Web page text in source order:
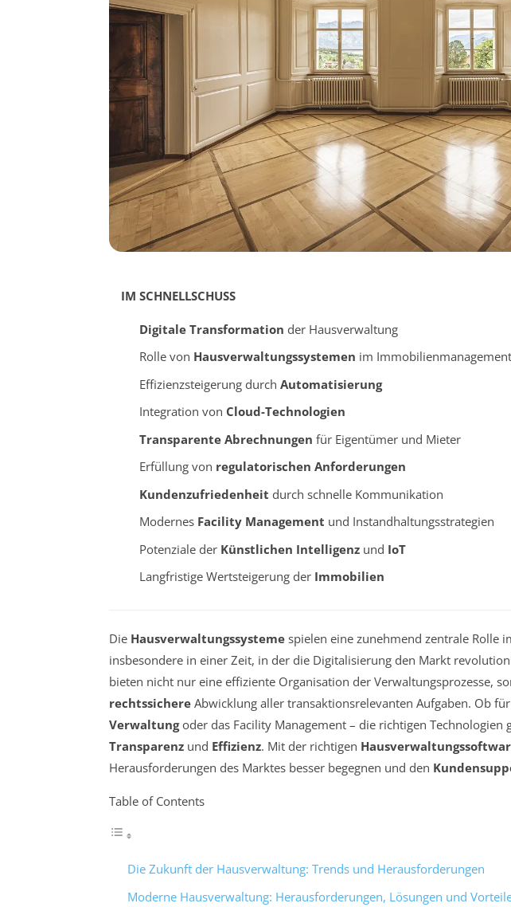
IM SCHNELLSCHUSS
Digitale Transformation der Hausverwaltung
Rolle von Hausverwaltungssystemen im Immobilienmanagement
Effizienzsteigerung durch Automatisierung
Integration von Cloud-Technologien
Transparente Abrechnungen für Eigentümer und Mieter
Erfüllung von regulatorischen Anforderungen
Kundenzufriedenheit durch schnelle Kommunikation
Modernes Facility Management und Instandhaltungsstrategien
Potenziale der Künstlichen Intelligenzund IoT
Langfristige Wertsteigerung der Immobilien
Die Hausverwaltungssysteme spielen eine zunehmend zentrale Rolle
insbesondere in einer Zeit, in der die Digitalisierung den Markt
bieten nicht nur eine effiziente Organisation der Verwaltungsprozesse,
rechtssichere Abwicklung aller transaktionsrelevanten Aufgaben. Ob
Verwaltungoder das Facility Management – die richtigen Technologien
Transparenz und Effizienz. Mit der richtigen
Herausforderungen des Marktes besser begegnen und den
Table of Contents
Die Zukunft der Hausverwaltung: Trends und Herausforderungen
Moderne Hausverwaltung: Herausforderungen, Lösungen und